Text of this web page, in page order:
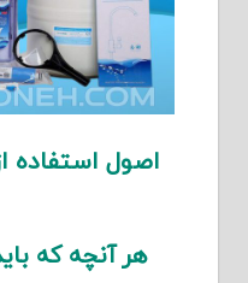
اصول استفاده
هر آنچه که